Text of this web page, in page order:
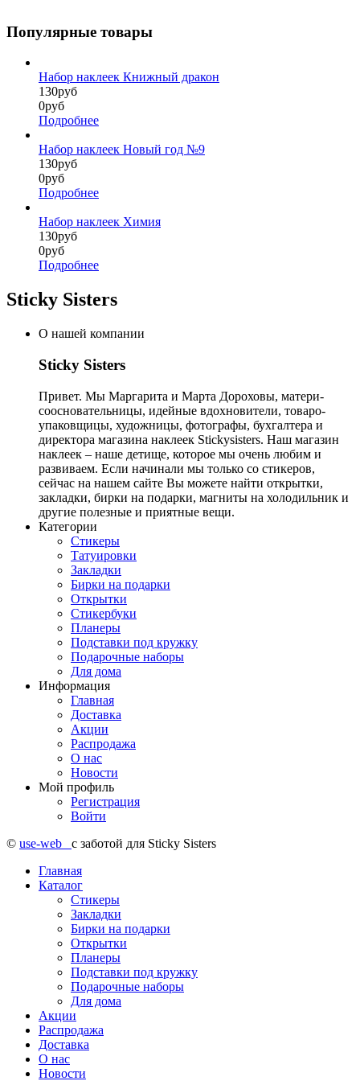
Популярные товары
Набор наклеек Книжный дракон
130руб
0руб
Подробнее
Набор наклеек Новый год №9
130руб
0руб
Подробнее
Набор наклеек Химия
130руб
0руб
Подробнее
Sticky Sisters
О нашей компании
Sticky Sisters
Привет. Мы Маргарита и Марта Дороховы, матери-
соосновательницы, идейные вдохновители, товаро-
упаковщицы, художницы, фотографы, бухгалтера и
директора магазина наклеек Stickysisters. Наш магазин
наклеек – наше детище, которое мы очень любим и
развиваем. Если начинали мы только со стикеров,
сейчас на нашем сайте Вы можете найти открытки,
закладки, бирки на подарки, магниты на холодильник и
другие полезные и приятные вещи.
Категории
Стикеры
Татуировки
Закладки
Бирки на подарки
Открытки
Стикербуки
Планеры
Подставки под кружку
Подарочные наборы
Для дома
Информация
Главная
Доставка
Акции
Распродажа
О нас
Новости
Мой профиль
Регистрация
Войти
© use-web с заботой для Sticky Sisters
Главная
Каталог
Стикеры
Закладки
Бирки на подарки
Открытки
Планеры
Подставки под кружку
Подарочные наборы
Для дома
Акции
Распродажа
Доставка
О нас
Новости